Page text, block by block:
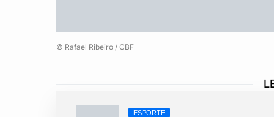
© Rafael Ribeiro / CBF
ESPORTE